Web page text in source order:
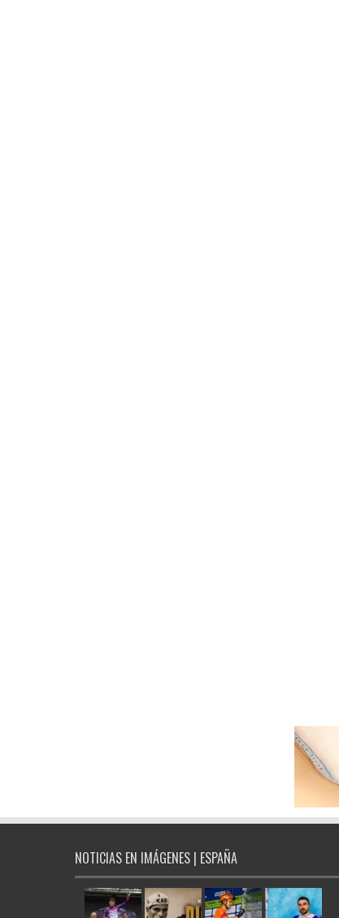
NOTICIAS EN IMÁGENES | ESPAÑA